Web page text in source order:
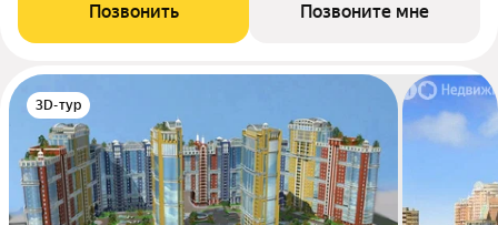
Позвонить Позвоните мне
3D-тур